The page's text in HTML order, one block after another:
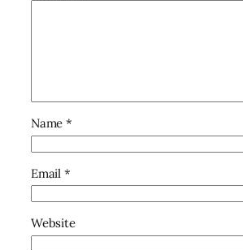
Name*
Email *
Website